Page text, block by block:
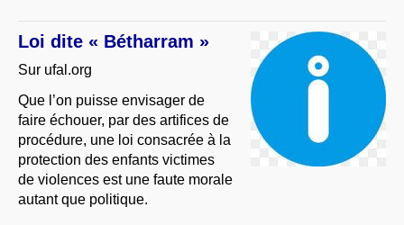
Loi dite « Bétharram »
Sur ufal.org
Que l’on puisse envisager de
faire échouer, par des artifices de
procédure, une loi consacrée à la
protection des enfants victimes
de violences est une faute morale
autant que politique.